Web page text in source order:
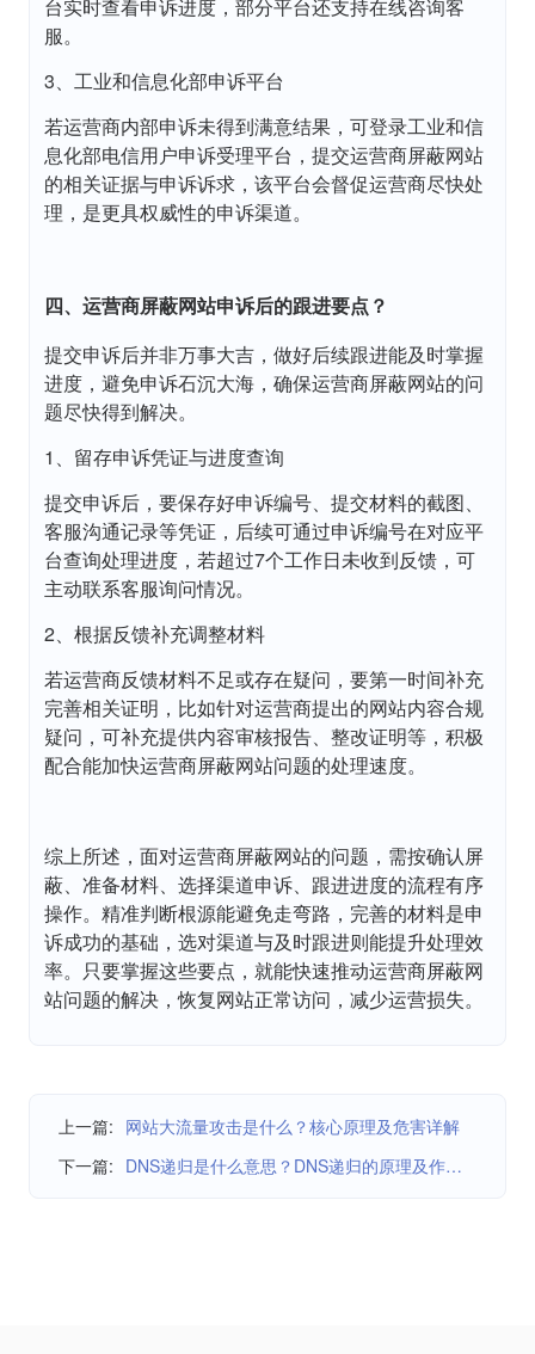
台实时查看申诉进度，部分平台还支持在线咨询客
服。
3、工业和信息化部申诉平台
若运营商内部申诉未得到满意结果，可登录工业和信
息化部电信用户申诉受理平台，提交运营商屏蔽网站
的相关证据与申诉诉求，该平台会督促运营商尽快处
理，是更具权威性的申诉渠道。
四、运营商屏蔽网站申诉后的跟进要点？
提交申诉后并非万事大吉，做好后续跟进能及时掌握
进度，避免申诉石沉大海，确保运营商屏蔽网站的问
题尽快得到解决。
1、留存申诉凭证与进度查询
提交申诉后，要保存好申诉编号、提交材料的截图、
客服沟通记录等凭证，后续可通过申诉编号在对应平
台查询处理进度，若超过7个工作日未收到反馈，可
主动联系客服询问情况。
2、根据反馈补充调整材料
若运营商反馈材料不足或存在疑问，要第一时间补充
完善相关证明，比如针对运营商提出的网站内容合规
疑问，可补充提供内容审核报告、整改证明等，积极
配合能加快运营商屏蔽网站问题的处理速度。
综上所述，面对运营商屏蔽网站的问题，需按确认屏
蔽、准备材料、选择渠道申诉、跟进进度的流程有序
操作。精准判断根源能避免走弯路，完善的材料是申
诉成功的基础，选对渠道与及时跟进则能提升处理效
率。只要掌握这些要点，就能快速推动运营商屏蔽网
站问题的解决，恢复网站正常访问，减少运营损失。
上一篇: 网站大流量攻击是什么？核心原理及危害详解
下一篇:
DNS递归是什么意思？DNS递归的原理及作用详解